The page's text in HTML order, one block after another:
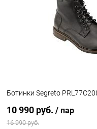
Купить в 1 клик
В избранное
Ботинки Segreto
10 990 руб. / пар
16 990 руб.